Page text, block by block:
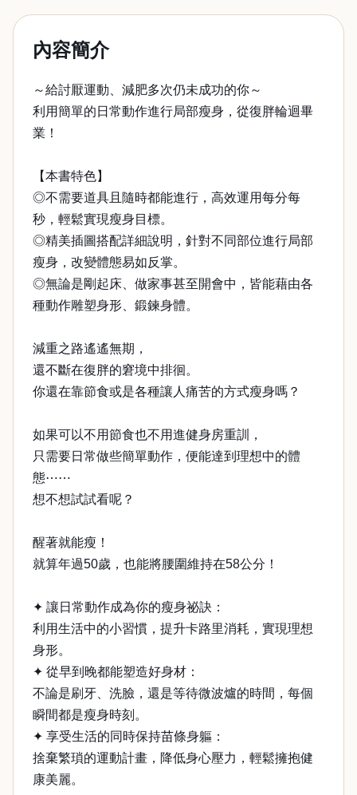
內容簡介
～給討厭運動、減肥多次仍未成功的你～
利用簡單的日常動作進行局部瘦身，從復胖輪迴畢
業！
【本書特色】
◎不需要道具且隨時都能進行，高效運用每分每
秒，輕鬆實現瘦身目標。
◎精美插圖搭配詳細說明，針對不同部位進行局部
瘦身，改變體態易如反掌。
◎無論是剛起床、做家事甚至開會中，皆能藉由各
種動作雕塑身形、鍛鍊身體。
減重之路遙遙無期，
還不斷在復胖的窘境中排徊。
你還在靠節食或是各種讓人痛苦的方式瘦身嗎？
如果可以不用節食也不用進健身房重訓，
只需要日常做些簡單動作，便能達到理想中的體
態⋯⋯
想不想試試看呢？
醒著就能瘦！
就算年過50歲，也能將腰圍維持在58公分！
✦ 讓日常動作成為你的瘦身祕訣：
利用生活中的小習慣，提升卡路里消耗，實現理想
身形。
✦ 從早到晚都能塑造好身材：
不論是刷牙、洗臉，還是等待微波爐的時間，每個
瞬間都是瘦身時刻。
✦ 享受生活的同時保持苗條身軀：
捨棄繁瑣的運動計畫，降低身心壓力，輕鬆擁抱健
康美麗。